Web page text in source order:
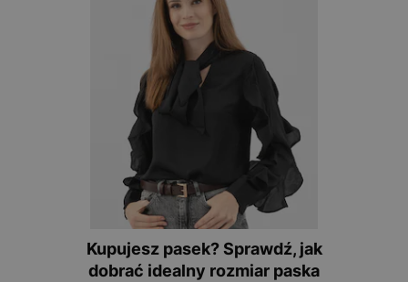
Kupujesz pasek? Sprawdź, jak
dobrać idealny rozmiar paska